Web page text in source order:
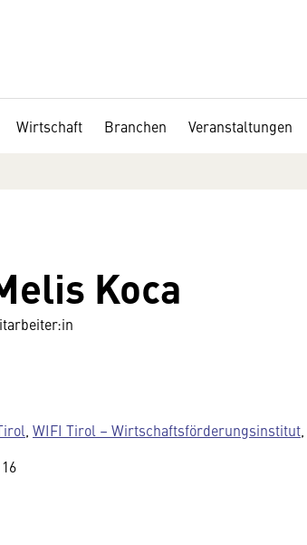
Wirtschaft Branchen Veranstaltungen
Koca
WIFI Tirol – Wirtschaftsförderungsinstitut